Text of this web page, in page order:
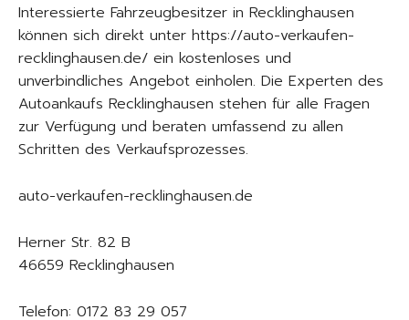
Interessierte Fahrzeugbesitzer in Recklinghausen
können sich direkt unter https://auto-verkaufen-
recklinghausen.de/ ein kostenloses und
unverbindliches Angebot einholen. Die Experten des
Autoankaufs Recklinghausen stehen für alle Fragen
zur Verfügung und beraten umfassend zu allen
Schritten des Verkaufsprozesses.
auto-verkaufen-recklinghausen.de
Herner Str. 82 B
46659 Recklinghausen
Telefon: 0172 83 29 057